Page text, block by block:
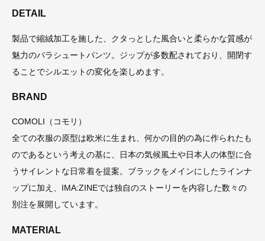
DETAIL
製品で縮絨加工を施した、クタっとした風合いと柔らかな質感が
魅力のパラシュートパンツ。ジップが多数配されており、開閉す
ることでシルエットの変化を楽しめます。
BRAND
COMOLI（コモリ）
全ての衣服の原型は欧米に生まれ、何かの目的の為に作られたも
のであるという考えの基に、日本の気候風土や日本人の体型に合
うサイレントな日常着を提案。ブラックをメインにしたラインナ
ップに加え、IMA:ZINEでは独自のストーリーを内容した数々の
別注を展開しています。
MATERIAL